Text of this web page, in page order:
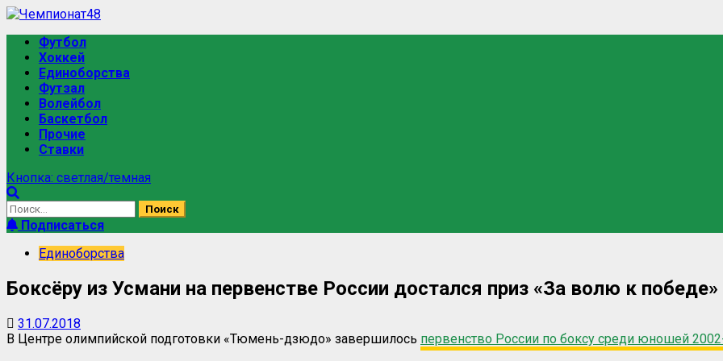
Футбол
Хоккей
Единоборства
Футзал
Волейбол
Баскетбол
Прочие
Ставки
Кнопка: светлая/темная
Подписаться
Единоборства
Боксёру из Усмани на первенстве России достался приз «За волю к победе»
31.07.2018
В Центре олимпийской подготовки «Тюмень-дзюдо» завершилось первенство России по боксу среди юношей